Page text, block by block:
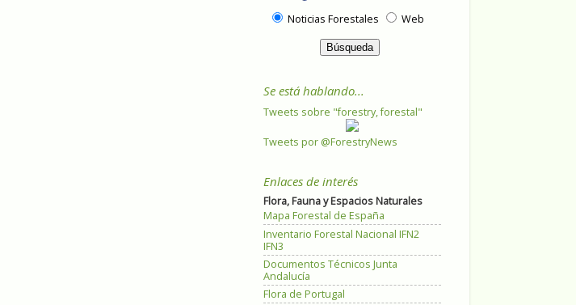
Noticias Forestales Web
Se está hablando...
Tweets sobre "forestry, forestal"
Tweets por @ForestryNews
Enlaces de interés
Flora, Fauna y Espacios Naturales
Mapa Forestal de España
Inventario Forestal Nacional IFN2
IFN3
Documentos Técnicos Junta
Andalucía
Flora de Portugal